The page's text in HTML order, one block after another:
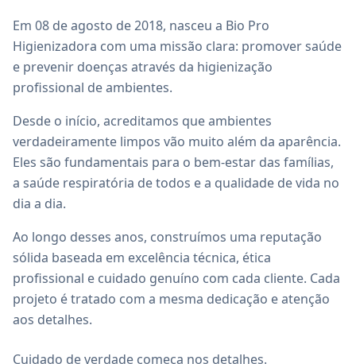
Em 08 de agosto de 2018, nasceu a Bio Pro
Higienizadora com uma missão clara: promover saúde
e prevenir doenças através da higienização
profissional de ambientes.
Desde o início, acreditamos que ambientes
verdadeiramente limpos vão muito além da aparência.
Eles são fundamentais para o bem-estar das famílias,
a saúde respiratória de todos e a qualidade de vida no
dia a dia.
Ao longo desses anos, construímos uma reputação
sólida baseada em excelência técnica, ética
profissional e cuidado genuíno com cada cliente. Cada
projeto é tratado com a mesma dedicação e atenção
aos detalhes.
Cuidado de verdade começa nos detalhes.